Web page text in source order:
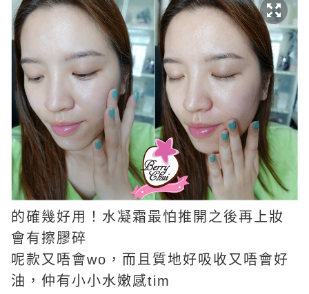
的確幾好用！水凝霜最怕推開之後再上妝
會有擦膠碎
呢款又唔會wo，而且質地好吸收又唔會好
油，仲有小小水嫩感tim